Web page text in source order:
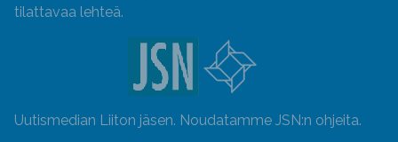
tilattavaa lehteä.
Uutismedian Liiton jäsen. Noudatamme JSN:n ohjeita.